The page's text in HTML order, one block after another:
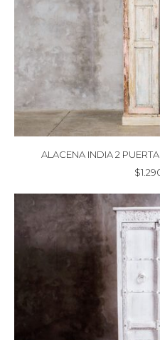
ALACENA INDIA 2
$